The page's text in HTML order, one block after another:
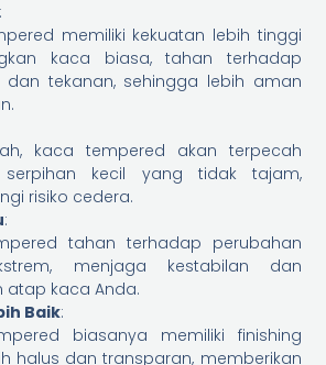
:
memiliki kekuatan lebih tinggi
kaca biasa, tahan terhadap
dan tekanan, sehingga lebih aman
kaca tempered akan terpecah
serpihan kecil yang tidak tajam,
risiko cedera.
:
tahan terhadap perubahan
menjaga kestabilan dan
atap kaca Anda.
Baik:
biasanya memiliki finishing
halus dan transparan, memberikan